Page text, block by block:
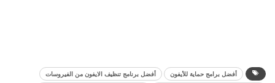
أفضل برامج حماية للأيفون
أفضل برنامج تنظيف الايفون من الفيروسات